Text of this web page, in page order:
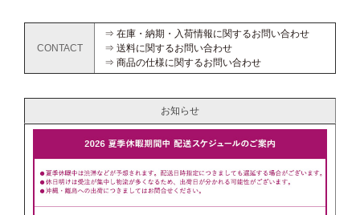
CONTACT
⇒ 在庫・納期・入荷情報に関するお問い合わせ
⇒ 送料に関するお問い合わせ
⇒ 商品の仕様に関するお問い合わせ
お知らせ